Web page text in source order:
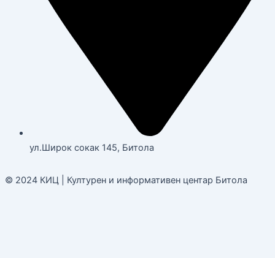
ул.Широк сокак 145, Битола
© 2024 КИЦ | Културен и информативен центар Битола